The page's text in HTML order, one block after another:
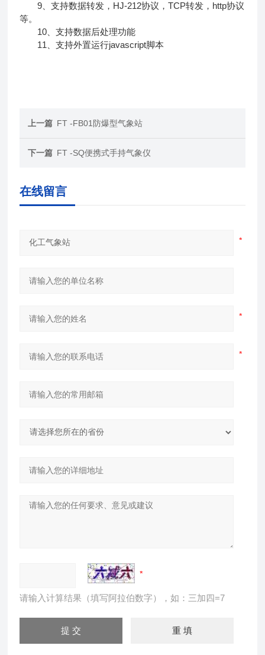
9、支持数据转发，HJ-212协议，TCP转发，http协议
等。
10、支持数据后处理功能
11、支持外置运行javascript脚本
上一篇 FT -FB01防爆型气象站
下一篇 FT -SQ便携式手持气象仪
在线留言
请输入计算结果（填写阿拉伯数字），如：三加四=7